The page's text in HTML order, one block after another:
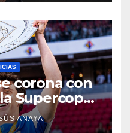
corona con
Supercopa
ANAYA